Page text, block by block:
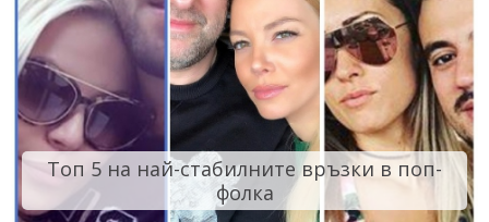
Топ 5 на най-стабилните връзки в поп-
фолка